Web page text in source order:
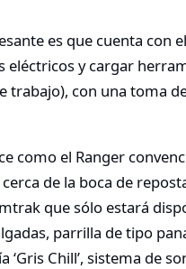
es que cuenta con
eléctricos y cargar
trabajo), con una toma
como el Ranger
de la boca de
que sólo estará
parrilla de tipo
‘Gris Chill’, sistema de